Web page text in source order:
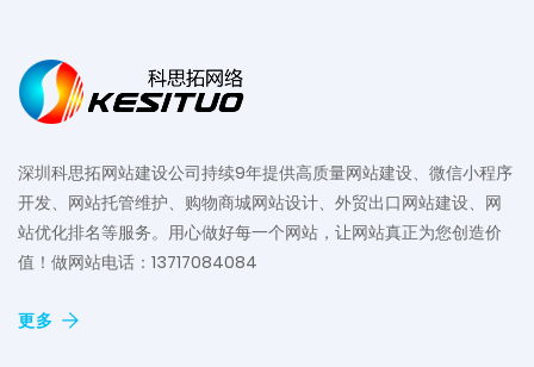
深圳科思拓网站建设公司持续9年提供高质量网站建设、微信小程序
开发、网站托管维护、购物商城网站设计、外贸出口网站建设、网
站优化排名等服务。用心做好每一个网站，让网站真正为您创造价
值！做网站电话：13717084084
更多